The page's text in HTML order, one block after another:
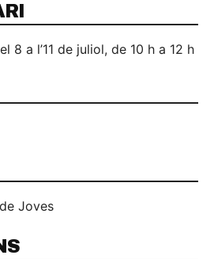
8 a l’11 de juliol, de 10 h a 12 h
Joves